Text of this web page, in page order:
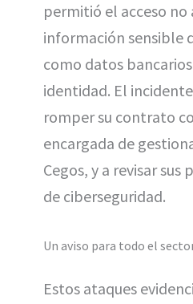
permitió el acceso no
información sensible
como datos
identidad. El
romper su contrato
encargada de
Cegos, y a revisar sus
de ciberseguridad.
Un aviso para todo el
Estos ataques